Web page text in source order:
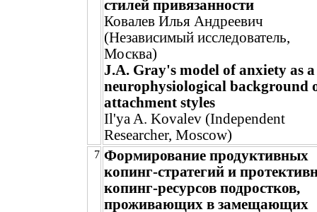
стилей привязанности
Ковалев Илья Андреевич
(Независимый исследователь,
Москва)
J.A. Gray's model of anxiety as a
neurophysiological background
attachment styles
Il'ya A. Kovalev (Independent
Researcher, Moscow)
7 Формирование продуктивных
копинг-стратегий и
копинг-ресурсов подростков,
проживающих в замещающих